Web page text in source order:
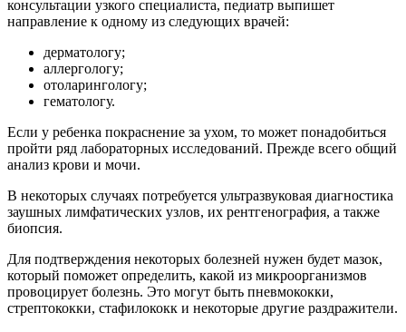
консультации узкого специалиста, педиатр выпишет
направление к одному из следующих врачей:
дерматологу;
аллергологу;
отоларингологу;
гематологу.
Если у ребенка покраснение за ухом, то может понадобиться
пройти ряд лабораторных исследований. Прежде всего общий
анализ крови и мочи.
В некоторых случаях потребуется ультразвуковая диагностика
заушных лимфатических узлов, их рентгенография, а также
биопсия.
Для подтверждения некоторых болезней нужен будет мазок,
который поможет определить, какой из микроорганизмов
провоцирует болезнь. Это могут быть пневмококки,
стрептококки, стафилококк и некоторые другие раздражители.